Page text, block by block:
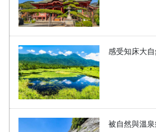
感受知床大
被自然與溫